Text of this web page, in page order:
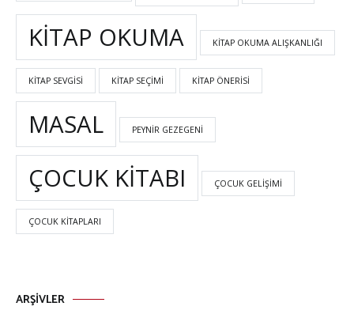
KITAP OKUMA KITAP OKUMA ALIŞKANLIĞI
KITAP SEVGISI KITAP SEÇIMI KITAP ÖNERISI
MASAL PEYNIR GEZEGENI
ÇOCUK KITABI ÇOCUK GELIŞIMI
ÇOCUK KITAPLARI
ARŞIVLER